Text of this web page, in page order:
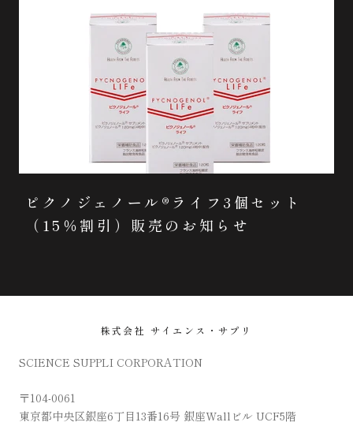
ピクノジェノール®ライフ3個セット
（15％割引）販売のお知らせ
株式会社 サイエンス・サプリ
SCIENCE SUPPLI CORPORATION
〒104-0061
東京都中央区銀座6丁目13番16号 銀座Wallビル UCF5階